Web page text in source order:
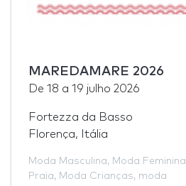
MAREDAMARE 2026
De 18 a 19 julho 2026
Fortezza da Basso
Florença, Itália
Moda Masculina, Moda Feminina
Praia, Moda Crianças, moda